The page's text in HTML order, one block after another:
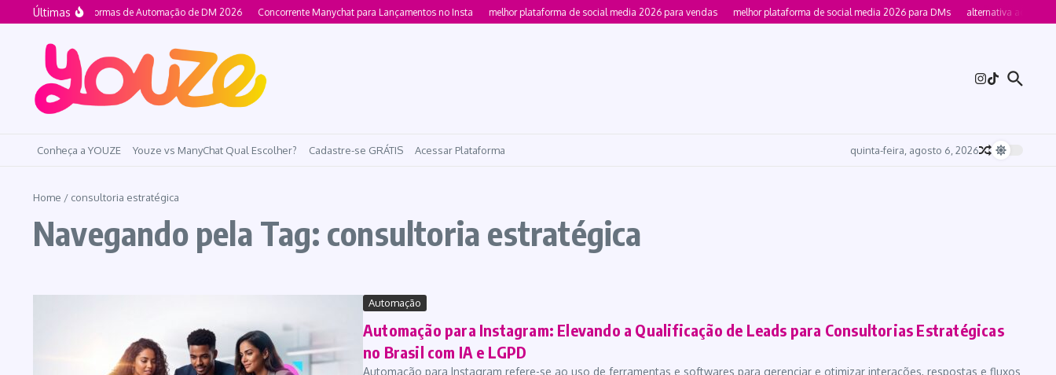
Ir para o conteúdo
Últimas
Melhores Plataformas de Automação de DM 2026 Concorrente Manychat para Lançamentos no Insta melhor plataforma de social media 2026 para vendas melhor plataforma de social media 2026 para DMs alternativa ao
Conheça a YOUZE Youze vs ManyChat Qual Escolher? Cadastre-se GRÁTIS Acessar Plataforma quinta-feira, agosto 6, 2026
Home / consultoria estratégica
Navegando pela Tag: consultoria estratégica
Automação
Automação para Instagram: Elevando a Qualificação de Leads para Consultorias Estratégicas
no Brasil com IA e LGPD
Automação para Instagram refere-se ao uso de ferramentas e softwares para gerenciar e otimizar interações, respostas e fluxos